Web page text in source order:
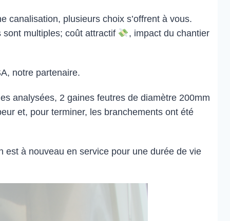
canalisation, plusieurs choix s’offrent à vous.
multiples; coût attractif
, impact du chantier
notre partenaire.
analysées, 2 gaines feutres de diamètre 200mm
et, pour terminer, les branchements ont été
à nouveau en service pour une durée de vie